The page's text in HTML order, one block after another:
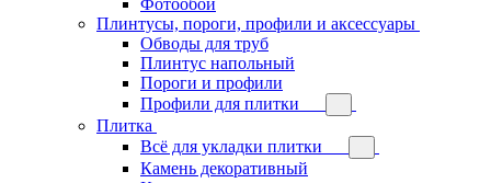
Плинтусы, пороги, профили и аксессуары
Обводы для труб
Плинтус напольный
Пороги и профили
Профили для плитки
Плитка
Всё для укладки плитки
Камень декоративный